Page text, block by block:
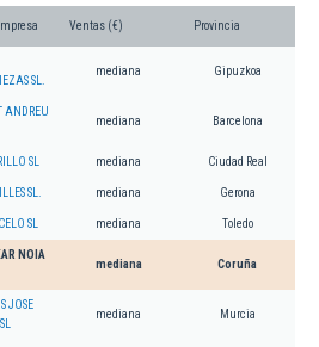
Ventas (€) Provincia
SL.
mediana Gipuzkoa
ANDREU
mediana Barcelona
SL mediana Ciudad Real
SL. mediana Gerona
SL mediana Toledo
NOIA
mediana Coruña
JOSE
mediana Murcia